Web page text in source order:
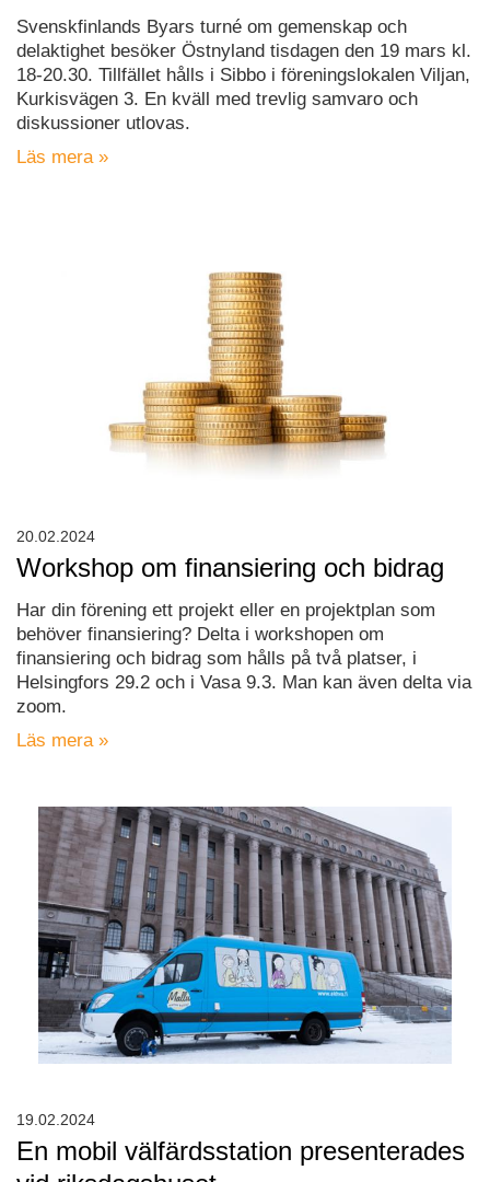
Svenskfinlands Byars turné om gemenskap och
delaktighet besöker Östnyland tisdagen den 19 mars kl.
18-20.30. Tillfället hålls i Sibbo i föreningslokalen Viljan,
Kurkisvägen 3. En kväll med trevlig samvaro och
diskussioner utlovas.
Läs mera »
Workshop om finansiering och bidrag
Har din förening ett projekt eller en projektplan som
behöver finansiering? Delta i workshopen om
finansiering och bidrag som hålls på två platser, i
Helsingfors 29.2 och i Vasa 9.3. Man kan även delta via
zoom.
Läs mera »
20.02.2024
En mobil välfärdsstation presenterades
19.02.2024